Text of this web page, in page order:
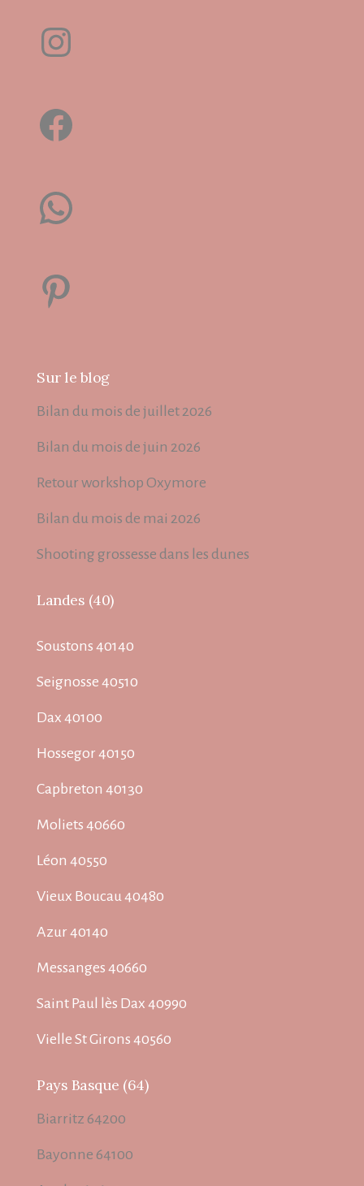
Instagram
Facebook
WhatsApp
Pinterest
Sur le blog
Bilan du mois de juillet 2026
Bilan du mois de juin 2026
Retour workshop Oxymore
Bilan du mois de mai 2026
Shooting grossesse dans les dunes
Landes (40)
Soustons 40140
Seignosse 40510
Dax 40100
Hossegor 40150
Capbreton 40130
Moliets 40660
Léon 40550
Vieux Boucau 40480
Azur 40140
Messanges 40660
Saint Paul lès Dax 40990
Vielle St Girons 40560
Pays Basque (64)
Biarritz 64200
Bayonne 64100